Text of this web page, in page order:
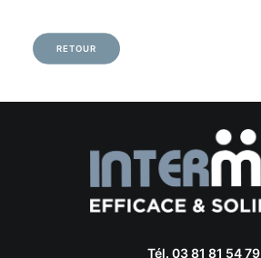
RETOUR
Tél. 03 81 81 54 79